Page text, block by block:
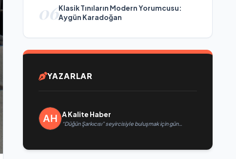
06Klasik Tınıların Modern Yorumcusu:
Aygün Karadoğan
YAZARLAR
A Kalite Haber
“Düğün Şarkıcısı” seyircisiyle buluşmak için gün